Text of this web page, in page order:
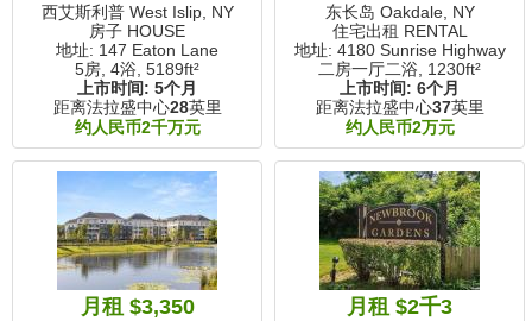
西艾斯利普 West Islip, NY
房子 HOUSE
地址: 147 Eaton Lane
5房, 4浴, 5189ft²
上市时间: 5个月
距离法拉盛中心28英里
约人民币2千万元
东长岛 Oakdale, NY
住宅出租 RENTAL
地址: 4180 Sunrise Highway
二房一厅二浴, 1230ft²
上市时间: 6个月
距离法拉盛中心37英里
约人民币2万元
月租 $3,350 月租 $2千3